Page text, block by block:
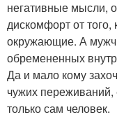
негативные мысли,
дискомфорт от
окружающие. А
обремененных
Да и мало кому
чужих переживаний,
только сам человек.